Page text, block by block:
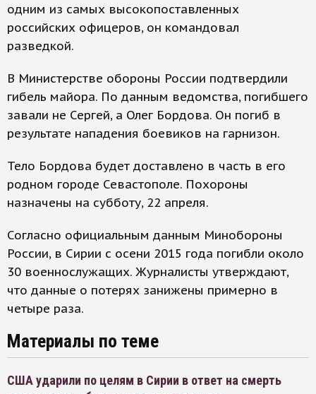
одним из самых высокопоставленных
российских офицеров, он командовал
разведкой.
В Министерстве обороны России подтвердили
гибель майора. По данным ведомства, погибшего
завали не Сергей, а Олег Бордова. Он погиб в
результате нападения боевиков на гарнизон.
Тело Бордова будет доставлено в часть в его
родном городе Севастополе. Похороны
назначены на субботу, 22 апреля.
Согласно официальным данным Минобороны
России, в Сирии с осени 2015 года погибли около
30 военнослужащих. Журналисты утверждают,
что данные о потерях занижены примерно в
четыре раза.
Материалы по теме
США ударили по целям в Сирии в ответ на смерть